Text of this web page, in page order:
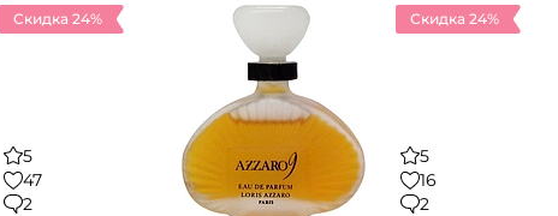
Скидка 24%
5
47
2
Скидка 24%
5
16
2